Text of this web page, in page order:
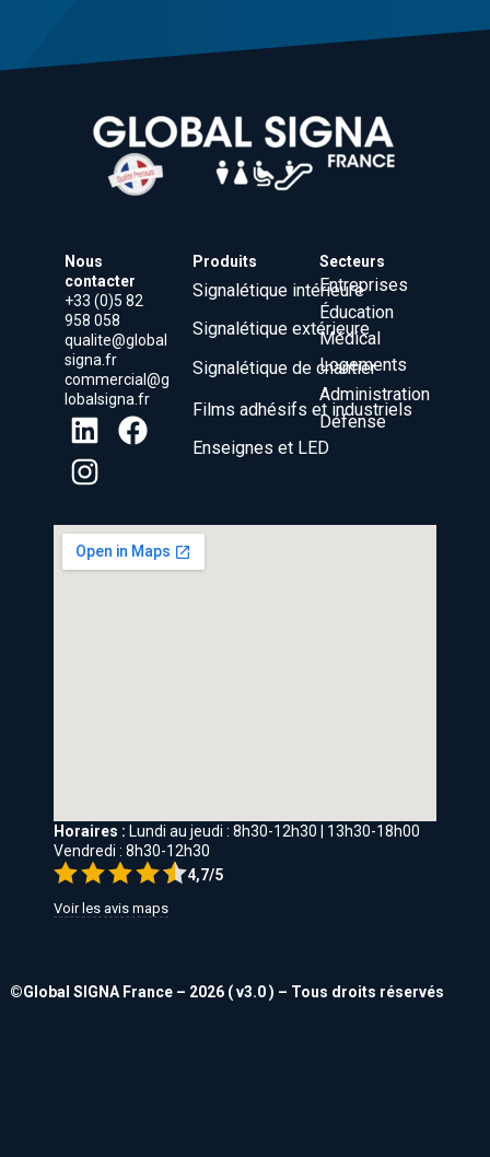
Nous
contacter
+33 (0)5 82
958 058
qualite@global
signa.fr
commercial@g
lobalsigna.fr
Produits
Signalétique intérieure
Signalétique extérieure
Signalétique de chantier
Films adhésifs et industriels
Enseignes et LED
Secteurs
Entreprises
Éducation
Médical
Logements
Administration
Défense
Horaires : Lundi au jeudi : 8h30-12h30 | 13h30-18h00
Vendredi : 8h30-12h30
4,7/5
Voir les avis maps
©Global SIGNA France – 2026 ( v3.0 ) – Tous droits réservés